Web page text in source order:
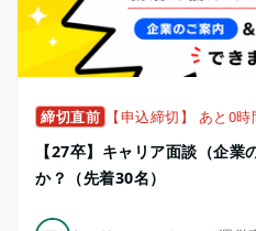
締切直前 【申込締切】 あと0時
【27卒】キャリア面談（企
か？（先着30名）